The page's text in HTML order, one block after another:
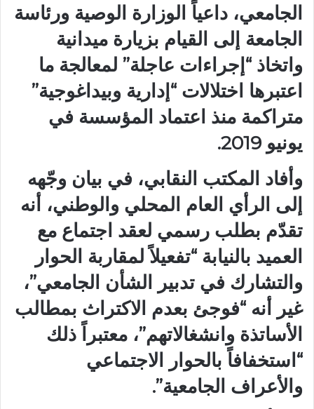
الجامعي، داعياً الوزارة الوصية ورئاسة
الجامعة إلى القيام بزيارة ميدانية
واتخاذ “إجراءات عاجلة” لمعالجة ما
اعتبرها اختلالات “إدارية وبيداغوجية”
متراكمة منذ اعتماد المؤسسة في
يونيو 2019.
وأفاد المكتب النقابي، في بيان وجّهه
إلى الرأي العام المحلي والوطني، أنه
تقدّم بطلب رسمي لعقد اجتماع مع
العميد بالنيابة “تفعيلاً لمقاربة الحوار
والتشارك في تدبير الشأن الجامعي”،
غير أنه “فوجئ بعدم الاكتراث بمطالب
الأساتذة وانشغالاتهم”، معتبراً ذلك
“استخفافاً بالحوار الاجتماعي
والأعراف الجامعية”.